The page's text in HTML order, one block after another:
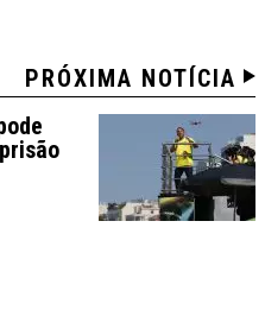
PRÓXIMA NOTÍCIA